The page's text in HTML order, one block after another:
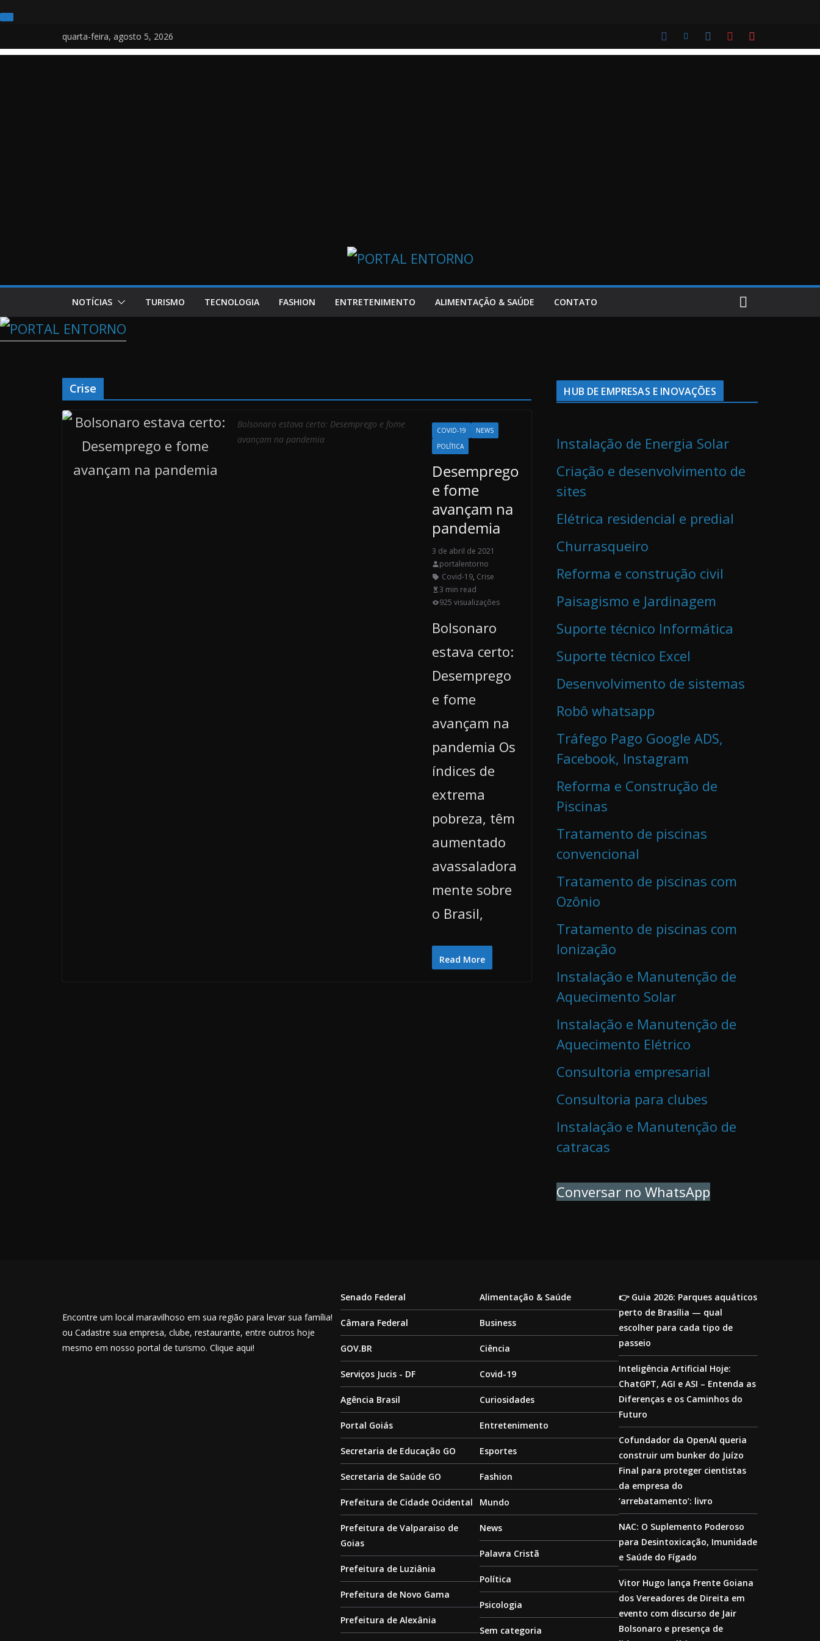
para
quarta-feira, agosto 5, 2026
NOTÍCIAS TURISMO TECNOLOGIA FASHION ENTRETENIMENTO ALIMENTAÇÃO & SAÚDE CONTATO
Crise
Bolsonaro estava certo: Desemprego e fome
avançam na pandemia
COVID-19
NEWS
POLÍTICA
Desemprego
e fome
avançam na
pandemia
3 de abril de 2021
portalentorno
Covid-19, Crise
3 min read
925 visualizações
Bolsonaro
estava certo:
Desemprego
e fome
avançam na
pandemia Os
índices de
extrema
pobreza, têm
aumentado
avassaladora
mente sobre
o Brasil,
Read More
HUB DE EMPRESAS E INOVAÇÕES
Instalação de Energia Solar
Criação e desenvolvimento de
sites
Elétrica residencial e predial
Churrasqueiro
Reforma e construção civil
Paisagismo e Jardinagem
Suporte técnico Informática
Suporte técnico Excel
Desenvolvimento de sistemas
Robô whatsapp
Tráfego Pago Google ADS,
Facebook, Instagram
Reforma e Construção de
Piscinas
Tratamento de piscinas
convencional
Tratamento de piscinas com
Ozônio
Tratamento de piscinas com
Ionização
Instalação e Manutenção de
Aquecimento Solar
Instalação e Manutenção de
Aquecimento Elétrico
Consultoria empresarial
Consultoria para clubes
Instalação e Manutenção de
catracas
Conversar no WhatsApp
Encontre um local maravilhoso em sua região para levar sua família!
ou Cadastre sua empresa, clube, restaurante, entre outros hoje
mesmo em nosso portal de turismo. Clique aqui!
Senado Federal
Câmara Federal
GOV.BR
Serviços Jucis - DF
Agência Brasil
Portal Goiás
Secretaria de Educação GO
Secretaria de Saúde GO
Prefeitura de Cidade Ocidental
Prefeitura de Valparaiso de
Goias
Prefeitura de Luziânia
Prefeitura de Novo Gama
Prefeitura de Alexânia
Alimentação & Saúde
Business
Ciência
Covid-19
Curiosidades
Entretenimento
Esportes
Fashion
Mundo
News
Palavra Cristã
Política
Psicologia
Sem categoria
👉 Guia 2026: Parques aquáticos
perto de Brasília — qual
escolher para cada tipo de
passeio
Inteligência Artificial Hoje:
ChatGPT, AGI e ASI – Entenda as
Diferenças e os Caminhos do
Futuro
Cofundador da OpenAI queria
construir um bunker do Juízo
Final para proteger cientistas
da empresa do
‘arrebatamento’: livro
NAC: O Suplemento Poderoso
para Desintoxicação, Imunidade
e Saúde do Fígado
Vitor Hugo lança Frente Goiana
dos Vereadores de Direita em
evento com discurso de Jair
Bolsonaro e presença de